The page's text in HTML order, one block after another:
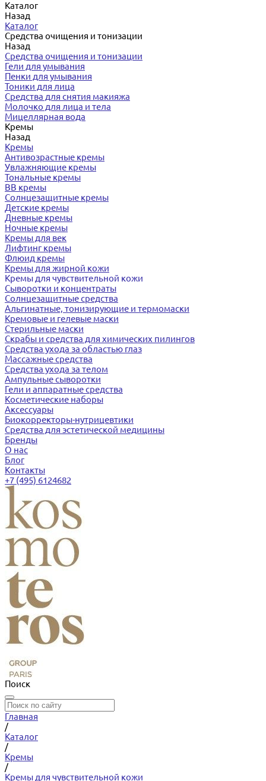
Каталог
Назад
Каталог
Средства очищения и тонизации
Назад
Средства очищения и тонизации
Гели для умывания
Пенки для умывания
Тоники для лица
Средства для снятия макияжа
Молочко для лица и тела
Мицеллярная вода
Кремы
Назад
Кремы
Антивозрастные кремы
Увлажняющие кремы
Тональные кремы
BB кремы
Солнцезащитные кремы
Детские кремы
Дневные кремы
Ночные кремы
Кремы для век
Лифтинг кремы
Флюид кремы
Кремы для жирной кожи
Кремы для чувствительной кожи
Сыворотки и концентраты
Солнцезащитные средства
Альгинатные, тонизирующие и термомаски
Кремовые и гелевые маски
Стерильные маски
Скрабы и средства для химических пилингов
Средства ухода за областью глаз
Массажные средства
Средства ухода за телом
Ампульные сыворотки
Гели и аппаратные средства
Косметические наборы
Аксессуары
Биокорректоры-нутрицевтики
Средства для эстетической медицины
Бренды
О нас
Блог
Контакты
+7 (495) 6124682
Поиск
Главная
/
Каталог
/
Кремы
/
Кремы для чувствительной кожи